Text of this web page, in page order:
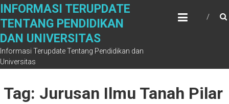
Skip
content
INFORMASI TERUPDATE
TENTANG PENDIDIKAN
DAN UNIVERSITAS
Informasi Terupdate Tentang Pendidikan dan
Universitas
Tag: Jurusan Ilmu Tanah Pilar